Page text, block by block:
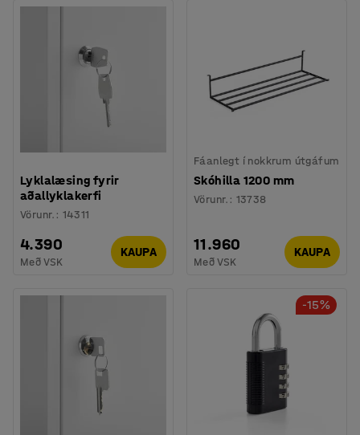
Lyklalæsing fyrir
aðallyklakerfi
Vörunr. : 14311
4.390
Með VSK
KAUPA
Fáanlegt í nokkrum útgáfum
Skóhilla 1200 mm
Vörunr. : 13738
11.960
Með VSK
KAUPA
-15%